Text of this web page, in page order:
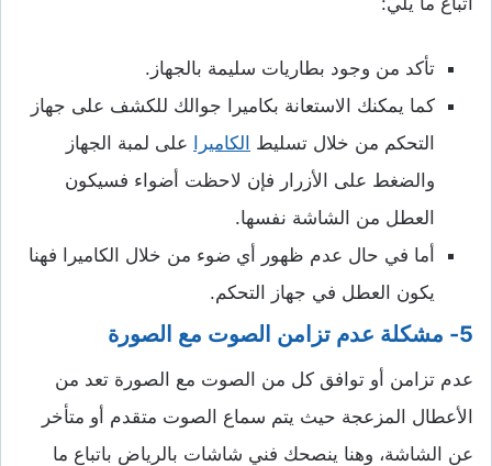
تأكد من وجود بطاريات سليمة بالجهاز.
كما يمكنك الاستعانة بكاميرا جوالك للكشف على جهاز
التحكم من خلال تسليط الكاميرا على لمبة الجهاز
والضغط على الأزرار فإن لاحظت أضواء فسيكون
العطل من الشاشة نفسها.
أما في حال عدم ظهور أي ضوء من خلال الكاميرا فهنا
يكون العطل في جهاز التحكم.
5- مشكلة عدم تزامن الصوت مع الصورة
عدم تزامن أو توافق كل من الصوت مع الصورة تعد من
الأعطال المزعجة حيث يتم سماع الصوت متقدم أو متأخر
عن الشاشة، وهنا ينصحك فني شاشات بالرياض باتباع ما